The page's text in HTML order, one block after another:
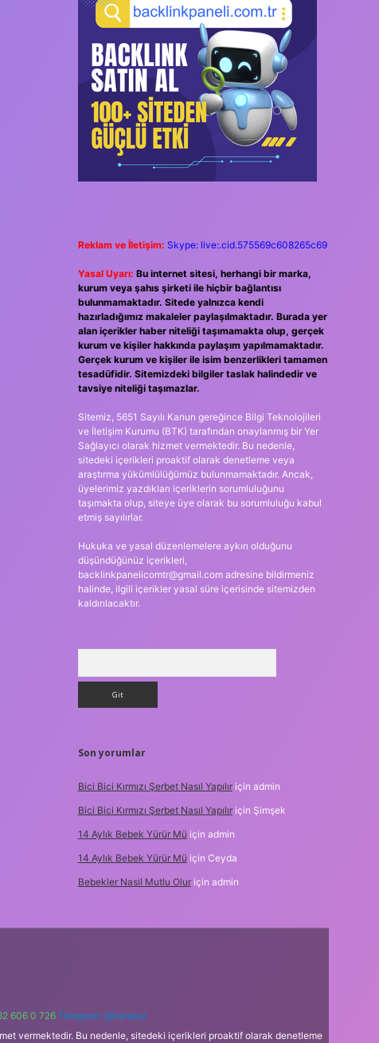
Reklam ve İletişim: Skype: live:.cid.575569c608265c69
Yasal Uyarı: Bu internet sitesi, herhangi bir marka,
kurum veya şahıs şirketi ile hiçbir bağlantısı
bulunmamaktadır. Sitede yalnızca kendi
hazırladığımız makaleler paylaşılmaktadır. Burada yer
alan içerikler haber niteliği taşımamakta olup, gerçek
kurum ve kişiler hakkında paylaşım yapılmamaktadır.
Gerçek kurum ve kişiler ile isim benzerlikleri tamamen
tesadüfidir. Sitemizdeki bilgiler taslak halindedir ve
tavsiye niteliği taşımazlar.
Sitemiz, 5651 Sayılı Kanun gereğince Bilgi Teknolojileri
ve İletişim Kurumu (BTK) tarafından onaylanmış bir Yer
Sağlayıcı olarak hizmet vermektedir. Bu nedenle,
sitedeki içerikleri proaktif olarak denetleme veya
araştırma yükümlülüğümüz bulunmamaktadır. Ancak,
üyelerimiz yazdıkları içeriklerin sorumluluğunu
taşımakta olup, siteye üye olarak bu sorumluluğu kabul
etmiş sayılırlar.
Hukuka ve yasal düzenlemelere aykırı olduğunu
düşündüğünüz içerikleri,
backlinkpanelicomtr@gmail.comadresine bildirmeniz
halinde, ilgili içerikler yasal süre içerisinde sitemizden
kaldırılacaktır.
Son yorumlar
Bici Bici Kırmızı Şerbet Nasıl Yapılıriçin admin
Bici Bici Kırmızı Şerbet Nasıl Yapılıriçin Şimşek
14 Aylık Bebek Yürür Mü için admin
14 Aylık Bebek Yürür Mü için Ceyda
Bebekler Nasil Mutlu Oluriçin admin
606 0 726 Telegram: @karabul
vermektedir. Bu nedenle, sitedeki içerikleri proaktif olarak denetleme